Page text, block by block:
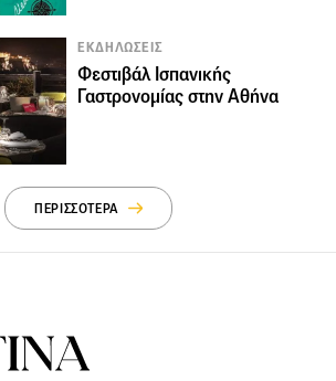
ΕΚΔΗΛΩΣΕΙΣ
Φεστιβάλ Ισπανικής
Γαστρονομίας στην Αθήνα
ΠΕΡΙΣΣΟΤΕΡΑ